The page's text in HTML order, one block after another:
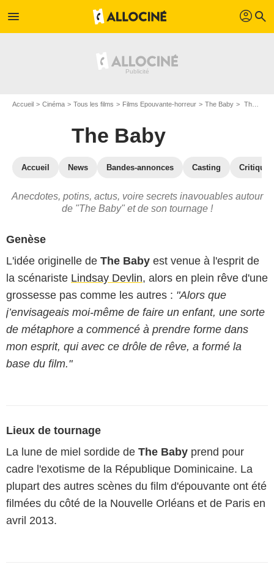
menu profil search
Accueil Cinéma Tous les films Films Epouvante-horreur The Baby The Baby : les secrets du tournage
The Baby
Accueil News Bandes-annonces Casting
Anecdotes, potins, actus, voire secrets inavouables autour
de "The Baby" et de son tournage !
Genèse
L'idée originelle de The Baby est venue à l'esprit de
la scénariste Lindsay Devlin, alors en plein rêve d'une
grossesse pas comme les autres : "Alors que
j’envisageais moi-même de faire un enfant, une sorte
de métaphore a commencé à prendre forme dans
mon esprit, qui avec ce drôle de rêve, a formé la
base du film."
Lieux de tournage
La lune de miel sordide de The Baby prend pour
cadre l'exotisme de la République Dominicaine. La
plupart des autres scènes du film d'épouvante ont été
filmées du côté de la Nouvelle Orléans et de Paris en
avril 2013.